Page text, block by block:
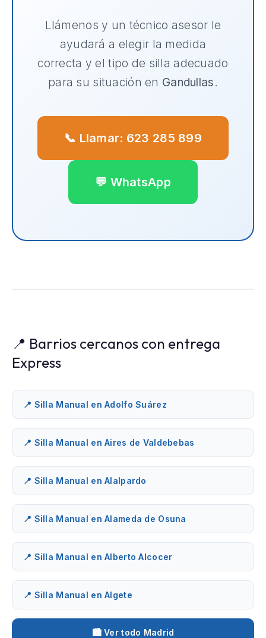
Llámenos y un técnico asesor le
ayudará a elegir la medida
correcta y el tipo de silla adecuado
para su situación en Gandullas.
📞 Llamar: 623 285 899
💬 WhatsApp
📍 Barrios cercanos con entrega
Express
📍 Silla Manual en Adolfo Suárez
📍 Silla Manual en Aires de Valdebebas
📍 Silla Manual en Alalpardo
📍 Silla Manual en Alameda de Osuna
📍 Silla Manual en Alberto Alcocer
📍 Silla Manual en Algete
🏙️ Ver todo Madrid